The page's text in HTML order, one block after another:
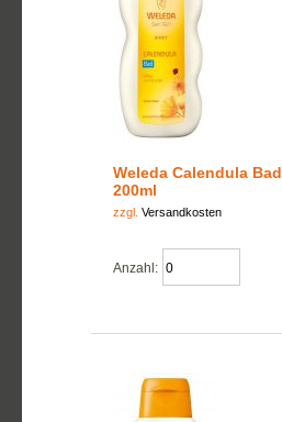
Weleda Calendula Bad
200ml
zzgl. Versandkosten
Anzahl: